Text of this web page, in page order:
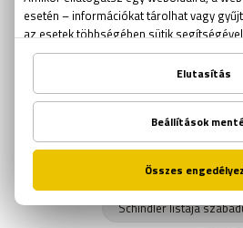
iskolai szabadulószoba
csapatépítés
kocsmakvíz
szabadulószoba kupon
Schindler listája